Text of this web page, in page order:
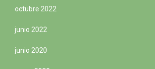
octubre 2022
junio 2022
junio 2020